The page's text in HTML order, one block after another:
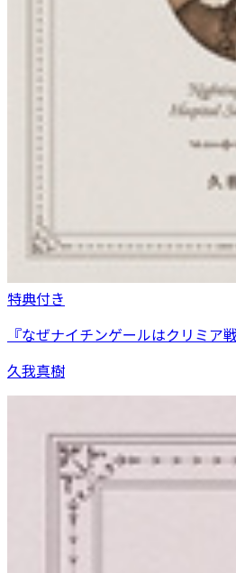
特典付き
『なぜナイチンゲールはクリミ
久我真樹